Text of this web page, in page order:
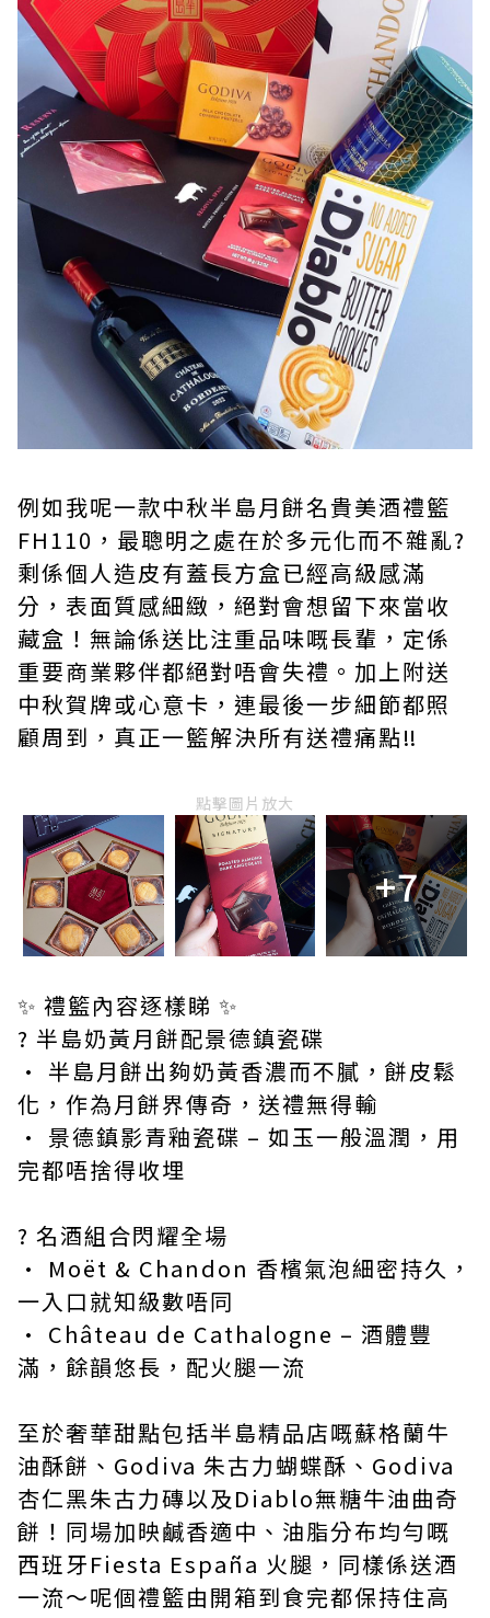
例如我呢一款中秋半島月餅名貴美酒禮籃
FH110，最聰明之處在於多元化而不雜亂?
剩係個人造皮有蓋長方盒已經高級感滿
分，表面質感細緻，絕對會想留下來當收
藏盒！無論係送比注重品味嘅長輩，定係
重要商業夥伴都絕對唔會失禮。加上附送
中秋賀牌或心意卡，連最後一步細節都照
顧周到，真正一籃解決所有送禮痛點‼️
點擊圖片放大
+7
✨ 禮籃內容逐樣睇 ✨
? 半島奶黃月餅配景德鎮瓷碟
• 半島月餅出夠奶黃香濃而不膩，餅皮鬆
化，作為月餅界傳奇，送禮無得輸
• 景德鎮影青釉瓷碟 – 如玉一般溫潤，用
完都唔捨得收埋
? 名酒組合閃耀全場
• Moët & Chandon 香檳氣泡細密持久，
一入口就知級數唔同
• Château de Cathalogne – 酒體豐
滿，餘韻悠長，配火腿一流
至於奢華甜點包括半島精品店嘅蘇格蘭牛
油酥餅、Godiva 朱古力蝴蝶酥、Godiva
杏仁黑朱古力磚以及Diablo無糖牛油曲奇
餅！同場加映鹹香適中、油脂分布均勻嘅
西班牙Fiesta España 火腿，同樣係送酒
一流～呢個禮籃由開箱到食完都保持住高